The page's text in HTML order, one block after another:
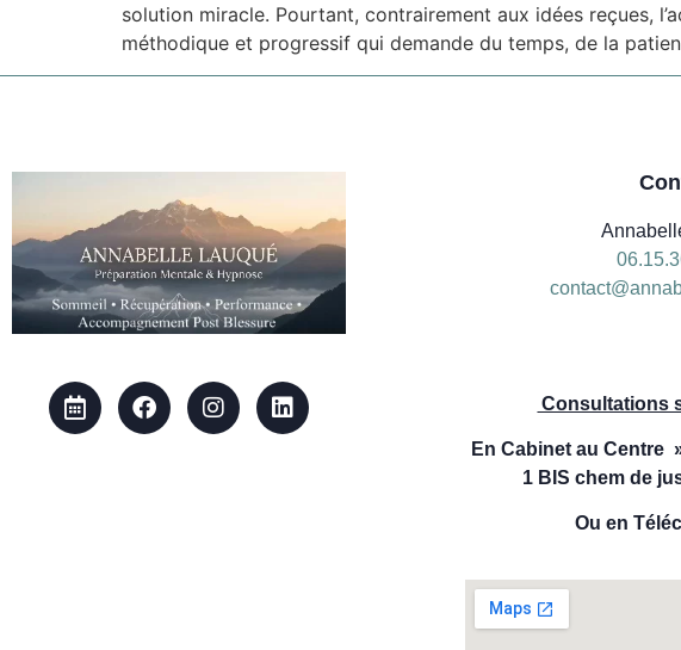
solution miracle. Pourtant, contrairement aux idées reçues,
méthodique et progressif qui demande du temps, de la
Consultations
En Cabinet au Centre
1 BIS chem de
Ou en